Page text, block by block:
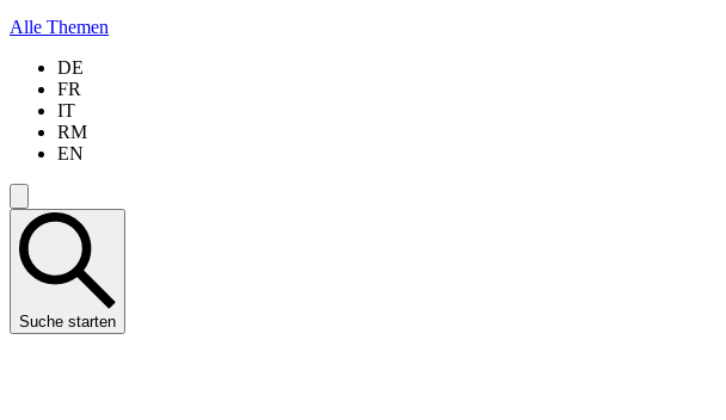
Alle Themen
DE
FR
IT
RM
EN
Suche starten